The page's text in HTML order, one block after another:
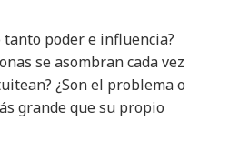
tanto poder e influencia?
se asombran cada vez
¿Son el problema o
grande que su propio